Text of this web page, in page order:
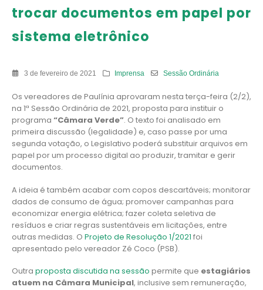
trocar documentos em papel por
sistema eletrônico
3 de fevereiro de 2021 Imprensa Sessão Ordinária
Os vereadores de Paulínia aprovaram nesta terça-feira (2/2),
na 1ª Sessão Ordinária de 2021, proposta para instituir o
programa “Câmara Verde”. O texto foi analisado em
primeira discussão (legalidade) e, caso passe por uma
segunda votação, o Legislativo poderá substituir arquivos em
papel por um processo digital ao produzir, tramitar e gerir
documentos.
A ideia é também acabar com copos descartáveis; monitorar
dados de consumo de água; promover campanhas para
economizar energia elétrica; fazer coleta seletiva de
resíduos e criar regras sustentáveis em licitações, entre
outras medidas. O Projeto de Resolução 1/2021 foi
apresentado pelo vereador Zé Coco (PSB).
Outra proposta discutida na sessão permite que estagiários
atuem na Câmara Municipal, inclusive sem remuneração,